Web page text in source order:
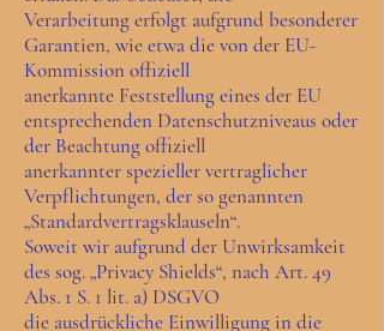
Verarbeitung erfolgt aufgrund besonderer
Garantien, wie etwa die von der EU-
Kommission offiziell
anerkannte Feststellung eines der EU
entsprechenden Datenschutzniveaus oder
der Beachtung offiziell
anerkannter spezieller vertraglicher
Verpflichtungen, der so genannten
„Standardvertragsklauseln“.
Soweit wir aufgrund der Unwirksamkeit
des sog. „Privacy Shields“, nach Art. 49
Abs. 1 S. 1 lit. a) DSGVO
die ausdrückliche Einwilligung in die